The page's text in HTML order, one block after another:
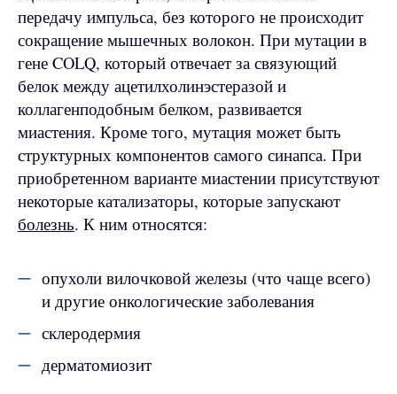
передачу импульса, без которого не происходит
сокращение мышечных волокон. При мутации в
гене COLQ, который отвечает за связующий
белок между ацетилхолинэстеразой и
коллагенподобным белком, развивается
миастения. Кроме того, мутация может быть
структурных компонентов самого синапса. При
приобретенном варианте миастении присутствуют
некоторые катализаторы, которые запускают
болезнь. К ним относятся:
опухоли вилочковой железы (что чаще всего)
и другие онкологические заболевания
склеродермия
дерматомиозит